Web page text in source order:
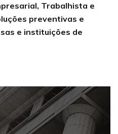
Trabalhista e
preventivas e
e instituições de